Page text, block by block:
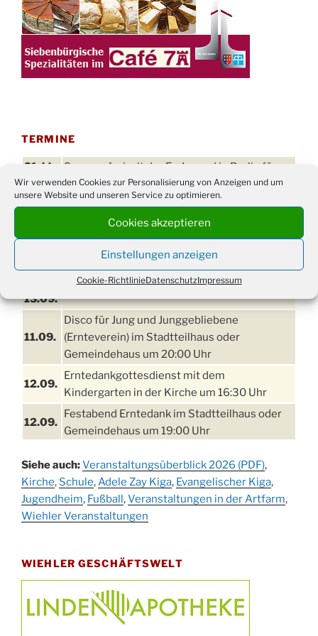
Wir verwenden Cookies zur Personalisierung von Anzeigen und um
unsere Website und unseren Service zu optimieren.
Cookies akzeptieren
Einstellungen anzeigen
Cookie-RichtlinieDatenschutzImpressum
TERMINE
21. bis
28.8.
Sommerfreizeit der Ev. Jugend in Berlin für
Kinder ab 13 Jahren
Damen Doppel - Turnier des TC77 am
Tennisplatz
09:00 Uhr
13.09.
11.09.
Disco für Jung und Junggebliebene
(Ernteverein) im Stadtteilhaus oder
Gemeindehaus um 20:00 Uhr
12.09.
Erntedankgottesdienst mit dem
Kindergarten in der Kirche um 16:30 Uhr
12.09.
Festabend Erntedank im Stadtteilhaus oder
Gemeindehaus um 19:00 Uhr
13.09.
Stadtteilhaus um 14:00 Uhr
19.09.
Schlagerabend im Stadtteilhaus
Drabenderhöhe
Kinderbibeltag im Ev. Gemeindehaus von 10-
12 Uhr
09.10.
Afterwork-Andacht um 18:00 Uhr in der
Siehe auch:Veranstaltungsüberblick 2026 (PDF),
Kirche, Schule,Adele Zay Kiga, Evangelischer Kiga,
Jugendheim, Fußball ,Veranstaltungen in der Artfarm,
Wiehler Veranstaltungen
WIEHLER GESCHÄFTSWELT